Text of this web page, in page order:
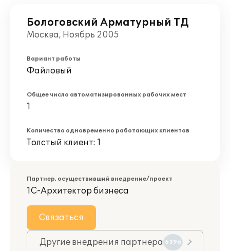
Бологовский Арматурный ТД
Москва, Ноябрь 2005
Вариант работы
Файловый
Общее число автоматизированных рабочих мест
1
Количество одновременно работающих клиентов
Толстый клиент: 1
Партнер, осуществивший внедрение/проект
1С-Архитектор бизнеса
Связаться
Другие внедрения партнера 6396